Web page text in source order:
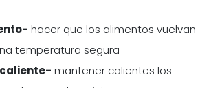
hacer que los alimentos vuelvan
temperatura segura
caliente- mantener calientes los